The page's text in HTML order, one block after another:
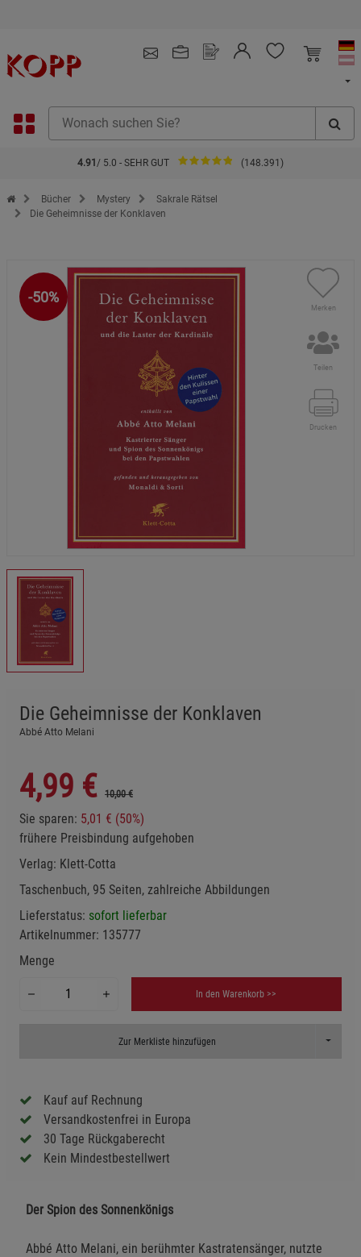
4.91 / 5.0 - SEHR GUT (148.391)
Zur Startseite des Kopp Verlag Online-Shop
Bücher Mystery
Sakrale Rätsel
Die Geheimnisse der Konklaven
-50%
Merken
Teilen
Drucken
Die Geheimnisse der Konklaven
Abbé Atto Melani
4,99 € 10,00 €
Sie sparen: 5,01 € (50%)
frühere Preisbindung aufgehoben
Verlag: Klett-Cotta
Taschenbuch, 95 Seiten, zahlreiche Abbildungen
Lieferstatus: sofort lieferbar
Artikelnummer: 135777
Menge
In den Warenkorb >>
Zur Merkliste hinzufügen Toggle
Kauf auf Rechnung
Versandkostenfrei in Europa
30 Tage Rückgaberecht
Kein Mindestbestellwert
Der Spion des Sonnenkönigs
Abbé Atto Melani, ein berühmter Kastratensänger, nutzte